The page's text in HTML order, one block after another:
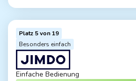
Platz 5 von 19
Besonders einfach
Einfache Bedienung